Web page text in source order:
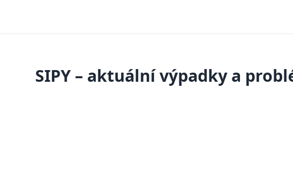
SIPY – aktuální výpadky a